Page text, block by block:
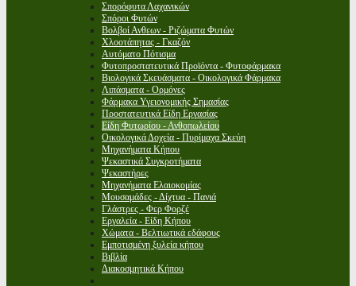
Σπορόφυτα Λαχανικών
Σπόροι Φυτών
Βολβοί Ανθεων - Ριζώματα Φυτών
Χλοοτάπητας - Γκαζόν
Αυτόματο Πότισμα
Φυτοπροστατευτικά Προϊόντα - Φυτοφάρμακα
Βιολογικά Σκευάσματα - Οικολογικά Φάρμακα
Λιπάσματα - Ορμόνες
Φάρμακα Υγειονομικής Σημασίας
Προστατευτικά Είδη Εργασίας
Είδη Φυτωρίου - Ανθοπωλείου
Οικολογικά Δοχεία - Πυρίμαχα Σκεύη
Μηχανήματα Κήπου
Ψεκαστικά Συγκροτήματα
Ψεκαστήρες
Μηχανήματα Ελαιοκομίας
Μουσαμάδες - Δίχτυα - Πανιά
Γλάστρες - Φερ Φορζέ
Εργαλεία - Είδη Κήπου
Χώματα - Βελτιωτικά εδάφους
Εμποτισμένη ξυλεία κήπου
Βιβλία
Διακοσμητικά Κήπου